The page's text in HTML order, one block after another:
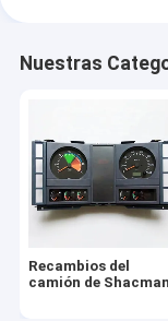
Recambios
Recambios
Nuestras
Recambios del
camión de Shacman